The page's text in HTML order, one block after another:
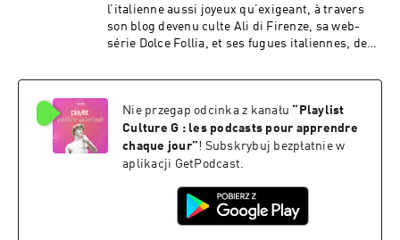
l’italienne aussi joyeux qu’exigeant, à travers
son blog devenu culte Ali di Firenze, sa web-
série Dolce Follia, et ses fugues italiennes, des
quête de sens, de beauté et de souffle
reconnection, de créativité, de réinvention… Et
nous offre une bouffée d’inspiration solaire, à
écouter en maillot sur la plage ou dans le train
en direction des vacances ! Bref, un replay
cet été :Retrouvez son rendez-vous carte postale
« Merci l’Italie » via le compte Instagram :
Nie przegap odcinka z kanału “ Playlist
Culture G : les podcasts pour apprendre
chaque jour”! Subskrybuj bezpłatnie w
aplikacji GetPodcast.